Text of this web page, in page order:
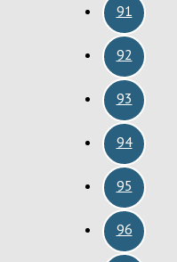
91
92
93
94
95
96